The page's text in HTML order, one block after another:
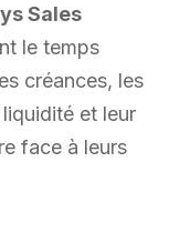
Sales
le temps
créances, les
et leur
face à leurs